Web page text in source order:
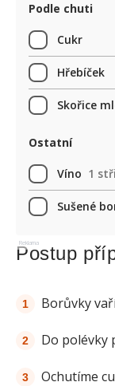
Podle chuti
Cukr
Hřebíček
Skořice
Ostatní
Víno 1
Sušené
Reklama
Postup
Borůvky
Do polévky
Ochutíme